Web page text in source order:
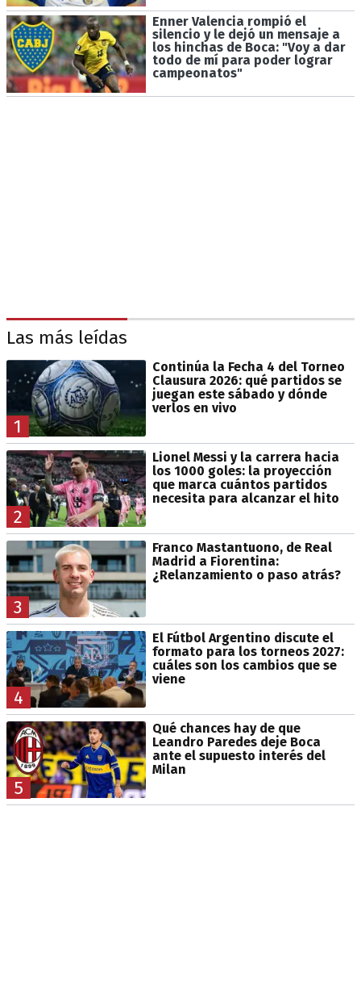
Enner Valencia rompió el
silencio y le dejó un mensaje a
los hinchas de Boca: "Voy a dar
todo de mí para poder lograr
campeonatos"
Las más leídas
1
Continúa la Fecha 4 del Torneo
Clausura 2026: qué partidos se
juegan este sábado y dónde
verlos en vivo
2
Lionel Messi y la carrera hacia
los 1000 goles: la proyección
que marca cuántos partidos
necesita para alcanzar el hito
3
Franco Mastantuono, de Real
Madrid a Fiorentina:
¿Relanzamiento o paso atrás?
4
El Fútbol Argentino discute el
formato para los torneos 2027:
cuáles son los cambios que se
viene
5
Qué chances hay de que
Leandro Paredes deje Boca
ante el supuesto interés del
Milan